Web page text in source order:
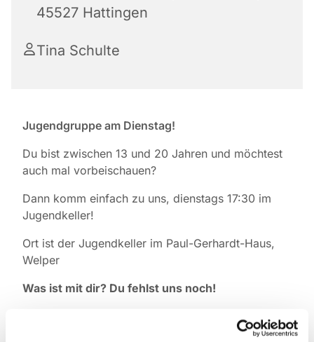
45527 Hattingen
Tina Schulte
Jugendgruppe am Dienstag!
Du bist zwischen 13 und 20 Jahren und möchtest
auch mal vorbeischauen?
Dann komm einfach zu uns, dienstags 17:30 im
Jugendkeller!
Ort ist der Jugendkeller im Paul-Gerhardt-Haus,
Welper
Was ist mit dir? Du fehlst uns noch!
Falls du was zur Jugendgruppe wissen willst,
melde dich einfach bei Pfarrer Tilmann Marek (Tel.